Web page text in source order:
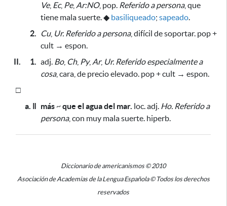
Ve, Ec, Pe, Ar:NO, pop. Referido a persona, que
tiene mala suerte.◆ basiliqueado; sapeado.
2.
Cu, Ur. Referido a persona, difícil de soportar. pop+
cult → espon.
II.
1. adj. Bo, Ch, Py, Ar, Ur. Referido especialmente a
cosa, cara, de precio elevado. pop + cult → espon.
□
a. ǁ más ~que el agua del mar. loc. adj. Ho. Referido a
persona, con muy mala suerte. hiperb.
Diccionario de americanismos © 2010
Asociación de Academias de la Lengua Española © Todos los derechos
reservados